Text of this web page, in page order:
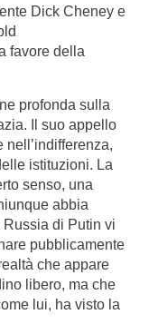
Dick Cheney e
favore della
profonda sulla
Il suo appello
istituzioni. La
senso, una
abbia
di Putin vi
pubblicamente
che appare
libero, ma che
lui, ha visto la